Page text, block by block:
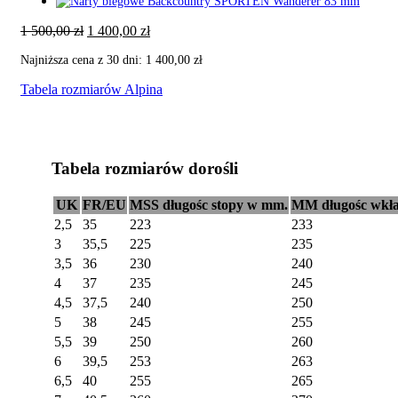
1 500,00zł Pierwotna
wynosiła:
500,00 zł.
1 400,00 złAktualna
wynosi:
400,00 zł.
Najniższa cena z 30 dni: 1 400,00 zł
Tabela rozmiarów Alpina
Tabela rozmiarów dorośli
UK FR/EU MSS długośc stopy w mm. MM długośc
2,5
35 223
233
3
35,5 225
235
3,5
36 230
240
4
37 235
245
4,5
37,5 240
250
5
38 245
255
5,5
39 250
260
6
39,5 253
263
6,5
40 255
265